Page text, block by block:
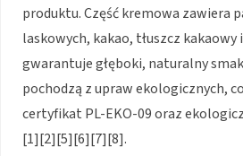
produktu. Część kremowa zawiera
laskowych, kakao, tłuszcz kakaowy
gwarantuje głęboki, naturalny
pochodzą z upraw ekologicznych,
certyfikat PL-EKO-09 oraz
[1][2][5][6][7][8].